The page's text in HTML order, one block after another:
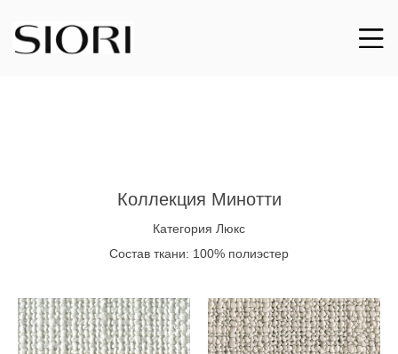
Коллекция Минотти
Категория Люкс
Состав ткани: 100% полиэстер